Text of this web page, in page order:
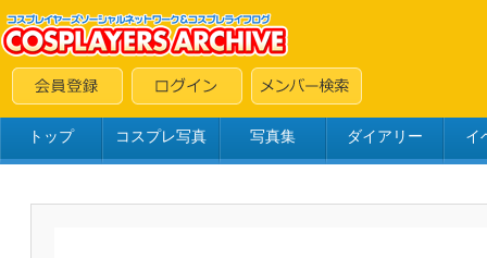
トップ コスプレ写真 写真集 ダイアリー イ